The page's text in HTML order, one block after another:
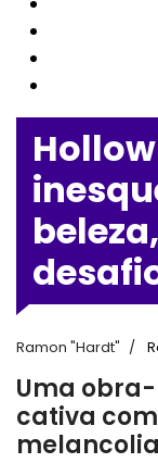
Ramon "Hardt"
Uma
cativa